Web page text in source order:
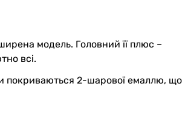
модель. Головний її плюс –
всі.
покриваються 2-шарової емаллю, що